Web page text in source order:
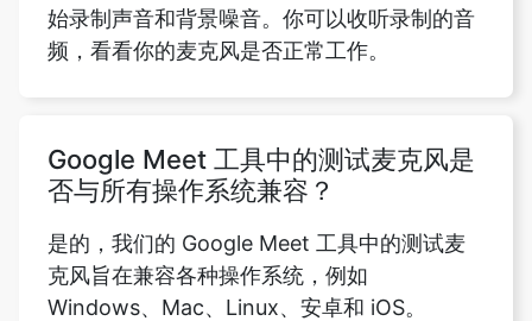
始录制声音和背景噪音。你可以收听录制的音
频，看看你的麦克风是否正常工作。
Google Meet 工具中的测试麦克风是
否与所有操作系统兼容？
是的，我们的 Google Meet 工具中的测试麦
克风旨在兼容各种操作系统，例如
Windows、Mac、Linux、安卓和 iOS。